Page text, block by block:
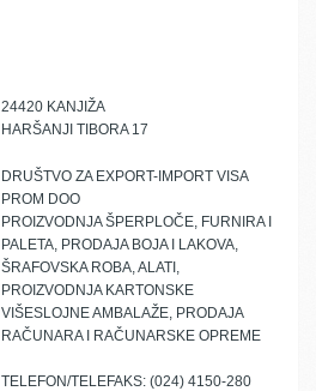
24420 KANJIŽA
HARŠANJI TIBORA 17
DRUŠTVO ZA EXPORT-IMPORT VISA
PROM DOO
PROIZVODNJA ŠPERPLOČE, FURNIRA I
PALETA, PRODAJA BOJA I LAKOVA,
ŠRAFOVSKA ROBA, ALATI,
PROIZVODNJA KARTONSKE
VIŠESLOJNE AMBALAŽE, PRODAJA
RAČUNARA I RAČUNARSKE OPREME
TELEFON/TELEFAKS: (024) 4150-280